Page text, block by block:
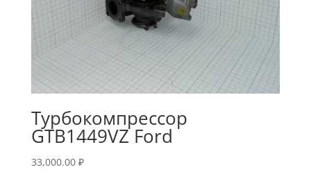
Турбокомпрессор
GTB1449VZ Ford
33,000.00 ₽